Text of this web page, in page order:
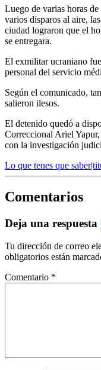
Luego de varias horas
varios disparos al aire,
ciudad lograron que el
se entregara.
El exmilitar ucraniano
personal del servicio
Según el comunicado,
salieron ilesos.
El detenido quedó a
Correccional Ariel
con la investigación
Lo que tenes que
Comentarios
Deja una respuesta
Tu dirección de correo
obligatorios están
Comentario *